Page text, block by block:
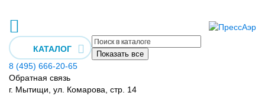
КАТАЛОГ
Показать все
8 (495) 666-20-65
Обратная связь
г. Мытищи, ул. Комарова, стр. 14